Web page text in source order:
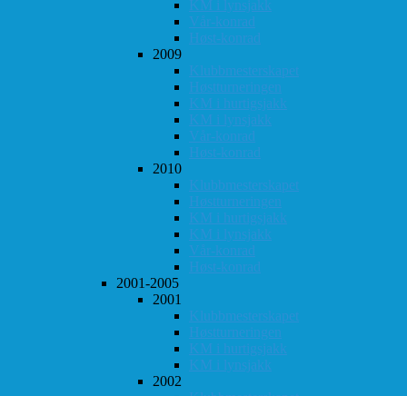
KM i lynsjakk
Vår-konrad
Høst-konrad
2009
Klubbmesterskapet
Høstturneringen
KM i hurtigsjakk
KM i lynsjakk
Vår-konrad
Høst-konrad
2010
Klubbmesterskapet
Høstturneringen
KM i hurtigsjakk
KM i lynsjakk
Vår-konrad
Høst-konrad
2001-2005
2001
Klubbmesterskapet
Høstturneringen
KM i hurtigsjakk
KM i lynsjakk
2002